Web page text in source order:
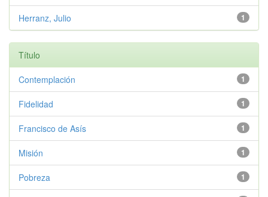
1
Herranz, Julio
Título
1
Contemplación
1
Fidelidad
1
Francisco de Asís
1
Misión
1
Pobreza